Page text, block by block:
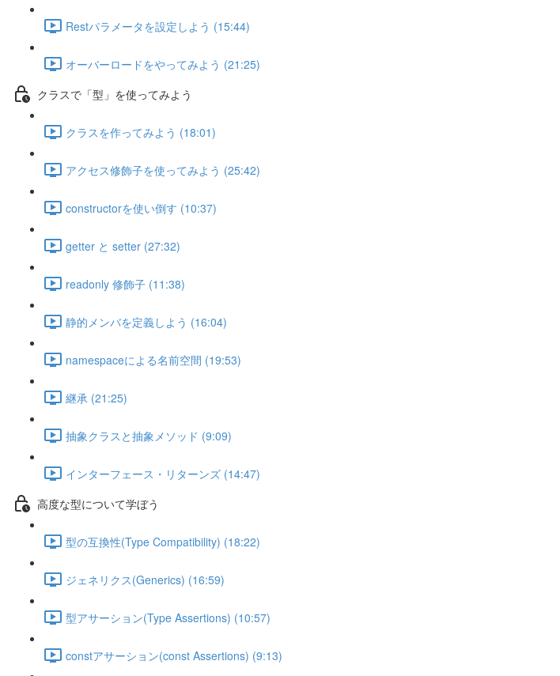
Restパラメータを設定しよう (15:44)
オーバーロードをやってみよう (21:25)
クラスで「型」を使ってみよう
クラスを作ってみよう (18:01)
アクセス修飾子を使ってみよう (25:42)
constructorを使い倒す (10:37)
getter と setter (27:32)
readonly 修飾子 (11:38)
静的メンバを定義しよう (16:04)
namespaceによる名前空間 (19:53)
継承 (21:25)
抽象クラスと抽象メソッド (9:09)
インターフェース・リターンズ (14:47)
高度な型について学ぼう
型の互換性(Type Compatibility) (18:22)
ジェネリクス(Generics) (16:59)
型アサーション(Type Assertions) (10:57)
constアサーション(const Assertions) (9:13)